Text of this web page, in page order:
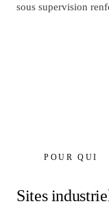
sous supervision
POUR QUI
Sites